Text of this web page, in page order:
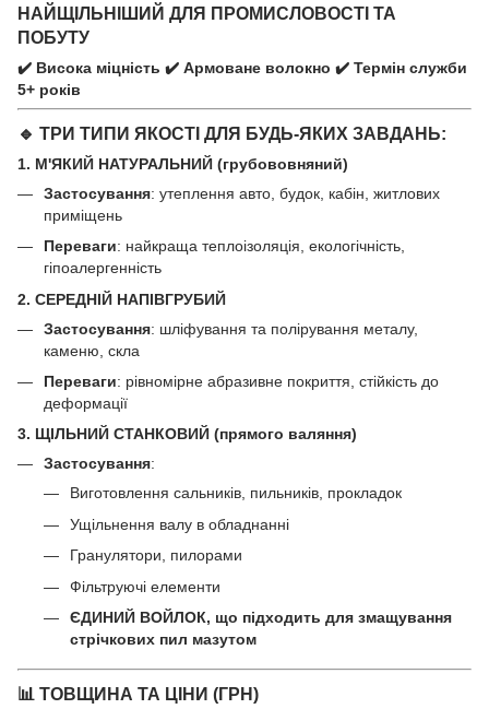
НАЙЩІЛЬНІШИЙ ДЛЯ ПРОМИСЛОВОСТІ ТА
ПОБУТУ
✔️ Висока міцність ✔️ Армоване волокно ✔️ Термін служби
5+ років
🔹 ТРИ ТИПИ ЯКОСТІ ДЛЯ БУДЬ-ЯКИХ ЗАВДАНЬ:
1. М'ЯКИЙ НАТУРАЛЬНИЙ (грубововняний)
Застосування: утеплення авто, будок, кабін, житлових
приміщень
Переваги: найкраща теплоізоляція, екологічність,
гіпоалергенність
2. СЕРЕДНІЙ НАПІВГРУБИЙ
Застосування: шліфування та полірування металу,
каменю, скла
Переваги: рівномірне абразивне покриття, стійкість до
деформації
3. ЩІЛЬНИЙ СТАНКОВИЙ (прямого валяння)
Застосування:
Виготовлення сальників, пильників, прокладок
Ущільнення валу в обладнанні
Гранулятори, пилорами
Фільтруючі елементи
ЄДИНИЙ ВОЙЛОК, що підходить для змащування
стрічкових пил мазутом
📊 ТОВЩИНА ТА ЦІНИ (ГРН)